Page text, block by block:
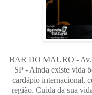
BAR DO MAURO - Av.
SP - Ainda existe vida
cardápio internacional,
região. Cuida da sua